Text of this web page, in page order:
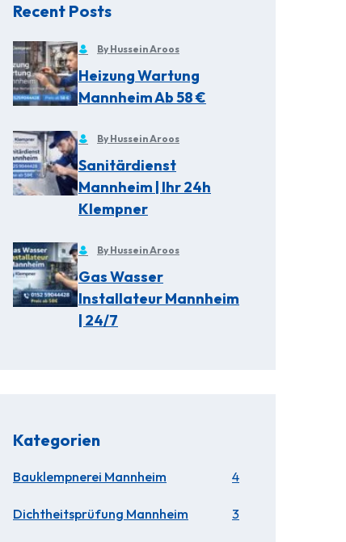
Recent Posts
By Hussein Aroos
Heizung Wartung
Mannheim Ab 58 €
By Hussein Aroos
Sanitärdienst
Mannheim | Ihr 24h
Klempner
By Hussein Aroos
Gas Wasser
Installateur Mannheim
| 24/7
Kategorien
Bauklempnerei Mannheim 4
Dichtheitsprüfung Mannheim 3